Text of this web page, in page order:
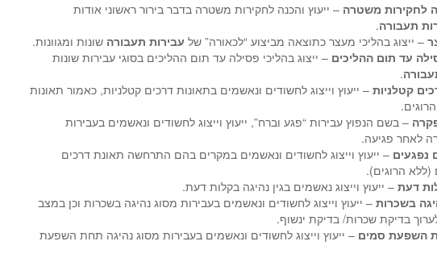
לחקירות משטרה – ייעוץ והכנה לחקירות משטרה בדבר בירור ראשוני אודות
תעבורה.
– ייצוג בהליכי מעצר כתוצאה מביצוע “לכאורה” של עבירות תעבורה שונות ומגוונות.
עד תום ההליכים – ייצוג בהליכי פסילה עד תום ההליכים בסוגי עבירות שונות
.
קטלניות – ייעוץ וייצוג לחשודים ונאשמים בתאונות דרכים קטלניות, כאמור תאונות
– בשם הנפוץ עבירות “פגע וברח”, ייעוץ וייצוג לחשודים ונאשמים בעבירות
לאחר פגיעה.
נפגעים – ייעוץ וייצוג לחשודים ונאשמים במקרים בהם התרחשה תאונת דרכים
(ללא הרוגים).
דעת – ייעוץ וייצוג נאשמים בגין נהיגה בקלות דעת.
בשכרות – ייעוץ וייצוג לחשודים ונאשמים בעבירות מסוג נהיגה בשכרות וכן במצב
בדיקת שכרות/ בדיקת ינשוף.
השפעת סמים – ייעוץ וייצוג לחשודים ונאשמים בעבירות מסוג נהיגה תחת השפעת